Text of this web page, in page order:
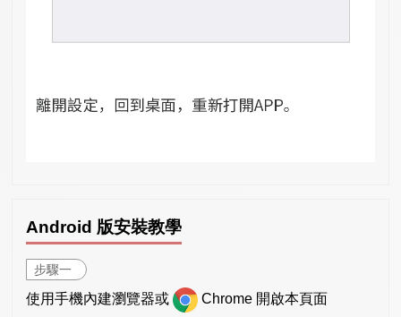
Android 版安裝教學
步驟一
使用手機內建瀏覽器或 Chrome 開啟本頁面